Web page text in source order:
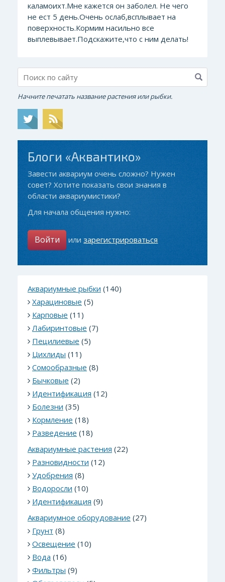
каламоихт.Мне кажется он заболел. Не чего
не ест 5 день.Очень ослаб,всплывает на
поверхность.Кормим насильно все
выплевывает.Подскажите,что с ним делать!
Начните печатать название растения или рыбки.
Блоги «Аквантико»
Завести аквариум очень сложно? Нужен
совет? Хотите показать свои знания в
области аквариумистики?
Для начала общения нужно:
Войти илизарегистрироваться
Аквариумные рыбки (140)
Харациновые (5)
Карповые (11)
Лабиринтовые (7)
Пецилиевые (5)
Цихлиды (11)
Сомообразные (8)
Бычковые (2)
Идентификация (12)
Болезни (35)
Кормление (18)
Разведение (18)
Аквариумные растения (22)
Разновидности (12)
Удобрения (8)
Водоросли (10)
Идентификация (9)
Аквариумное оборудование (27)
Грунт (8)
Освещение (10)
Вода (16)
Фильтры (9)